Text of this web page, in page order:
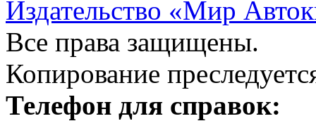
Издательство «Мир
Все права защищены.
Копирование
Телефон для справок: